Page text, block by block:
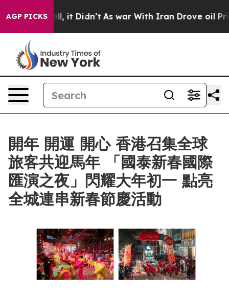
AGP PICKS
Well, it Didn’t As war With Iran Drove oil Prices
開年 開運 開心 香港召集全球
旅客共迎馬年 「國泰新春國際
匯演之夜」閃耀大年初一 點亮
全城連串新春節慶活動